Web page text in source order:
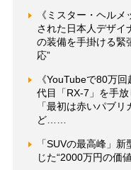
《ミスター・ヘル
された日本人デザイ
の装備を手掛ける緊
応”
《YouTubeで80万
代目「RX-7」を手
「最初は赤いパブ
ど……
「SUVの最高峰」
じた“2000万円の価